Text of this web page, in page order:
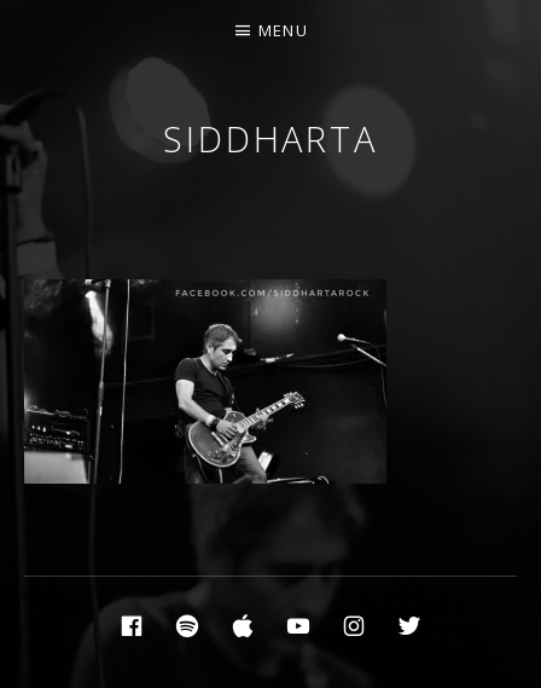
SIDDHARTA
MENU
Social Media Profiles
FacebookSpotifyItunesYouTubeInstagram